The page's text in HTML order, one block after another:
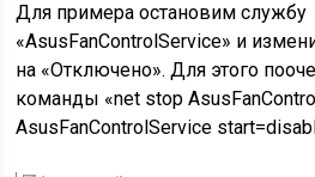
Для примера остановим службу
«AsusFanControlService» и
на «Отключено». Для этого
команды «net stop
AsusFanControlService